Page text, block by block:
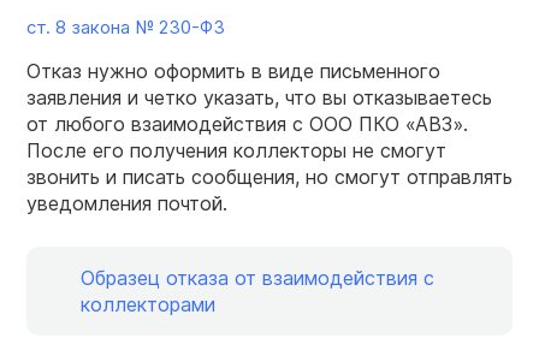
ст. 8 закона № 230-ФЗ
Отказ нужно оформить в виде письменного
заявления и четко указать, что вы отказываетесь
от любого взаимодействия с ООО ПКО «АВЗ».
После его получения коллекторы не смогут
звонить и писать сообщения, но смогут отправлять
уведомления почтой.
Образец отказа от взаимодействия с
коллекторами